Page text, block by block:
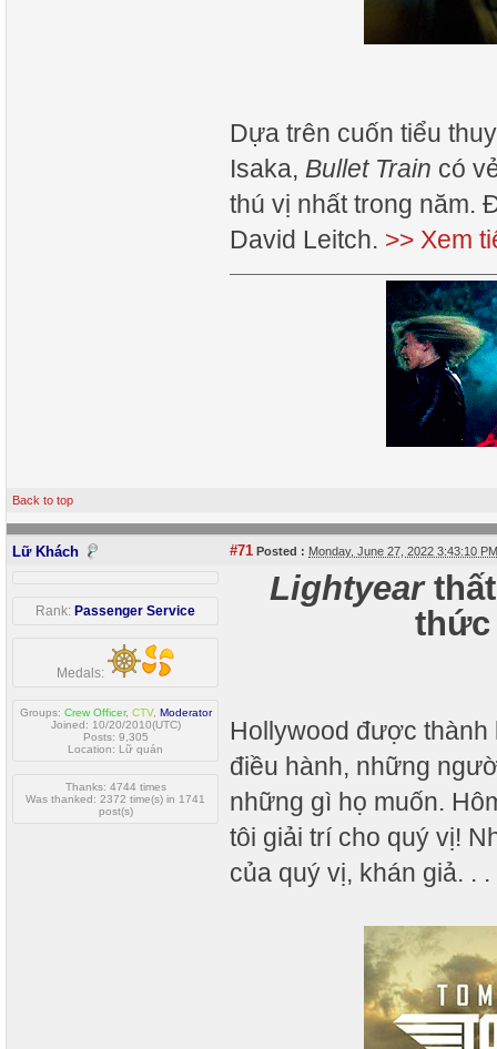
Dựa trên cuốn tiểu
Isaka, Bullet Train có
thú vị nhất trong năm.
David Leitch. >> Xem
Back to top
Lữ Khách #71 Posted : Monday, June 27, 2022 3:43:10
Rank: Passenger Service
Medals:
Groups: Crew Officer, CTV, Moderator
Joined: 10/20/2010(UTC)
Posts: 9,305
Location: Lữ quán
Thanks: 4744 times
Was thanked: 2372 time(s) in 1741
post(s)
Lightyearthất
thức
Hollywood được
điều hành, những
những gì họ muốn.
tôi giải trí cho quý vị!
của quý vị, khán giả. . .